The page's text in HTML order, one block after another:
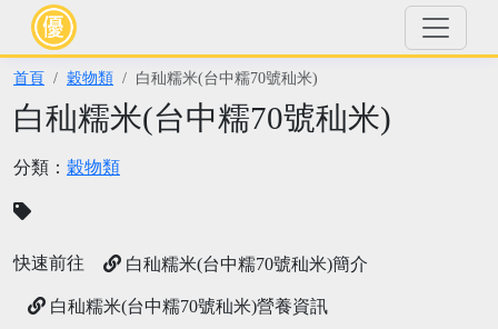
首頁 穀物類 白秈糯米(台中糯70號秈米)
白秈糯米(台中糯70號秈米)
分類： 穀物類
快速前往 白秈糯米(台中糯70號秈米)簡介
白秈糯米(台中糯70號秈米)營養資訊